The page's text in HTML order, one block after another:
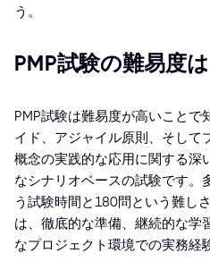
う。
PMP試験の難易度は
PMP試験は難易度が高いことで
イド、アジャイル原則、そして
概念の実践的な応用に関する深
なシナリオベースの試験です。
う試験時間と180問という難し
は、徹底的な準備、継続的な学
なプロジェクト環境での実務経